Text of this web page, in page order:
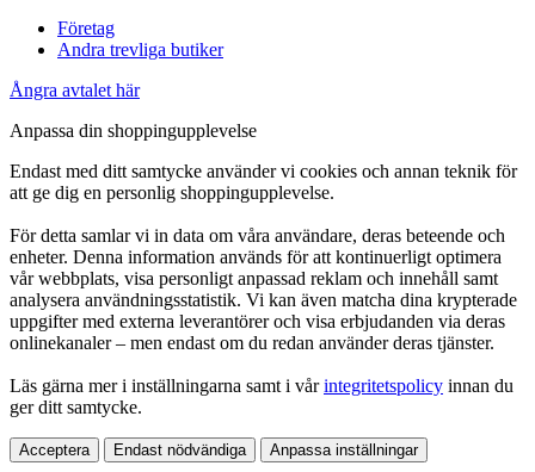
Företag
Andra trevliga butiker
Ångra avtalet här
Anpassa din shoppingupplevelse
Endast med ditt samtycke använder vi cookies och annan teknik för
att ge dig en personlig shoppingupplevelse.
För detta samlar vi in data om våra användare, deras beteende och
enheter. Denna information används för att kontinuerligt optimera
vår webbplats, visa personligt anpassad reklam och innehåll samt
analysera användningsstatistik. Vi kan även matcha dina krypterade
uppgifter med externa leverantörer och visa erbjudanden via deras
onlinekanaler – men endast om du redan använder deras tjänster.
Läs gärna mer i inställningarna samt i vårintegritetspolicy innan du
ger ditt samtycke.
Acceptera Endast nödvändiga Anpassa inställningar